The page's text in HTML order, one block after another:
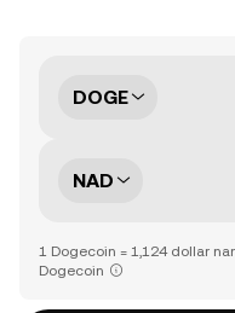
DOGE
NAD
1 Dogecoin = 1,124 dollar
Dogecoin